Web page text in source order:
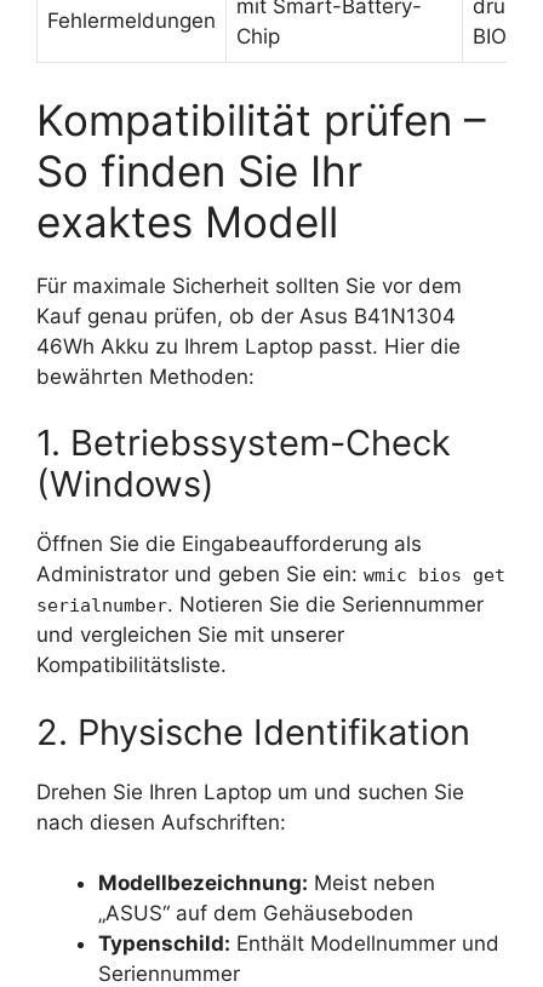
Fehlermeldungen
mit Smart-Battery-
Chip
BIOS-
Kompatibilität prüfen –
So finden Sie Ihr
exaktes Modell
Für maximale Sicherheit sollten Sie vor dem
Kauf genau prüfen, ob der Asus B41N1304
46Wh Akku zu Ihrem Laptop passt. Hier die
bewährten Methoden:
1. Betriebssystem-Check
(Windows)
Öffnen Sie die Eingabeaufforderung als
Administrator und geben Sie ein: wmic bios get
serialnumber. Notieren Sie die Seriennummer
und vergleichen Sie mit unserer
Kompatibilitätsliste.
2. Physische Identifikation
Drehen Sie Ihren Laptop um und suchen Sie
nach diesen Aufschriften:
Modellbezeichnung: Meist neben
„ASUS“ auf dem Gehäuseboden
Typenschild: Enthält Modellnummer und
Seriennummer